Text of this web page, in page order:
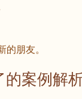
朋友。
案例解